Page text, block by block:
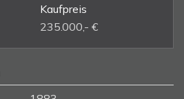
Kaufpreis
235.000,- €